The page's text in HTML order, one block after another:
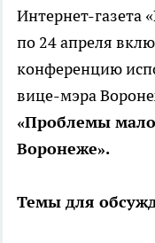
Интернет-газета
по 24 апреля
конференцию
вице-мэра
«Проблемы
Воронеже».
Темы для